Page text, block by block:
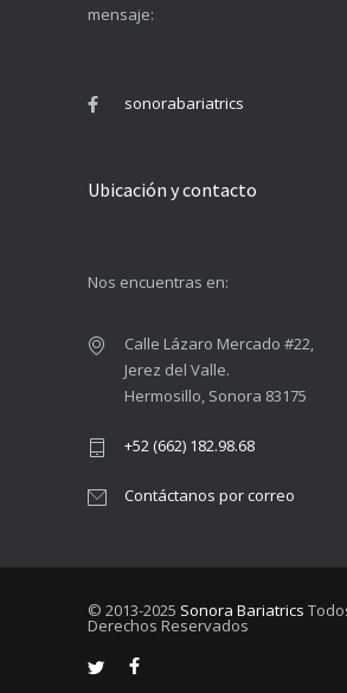
mensaje:
sonorabariatrics
Ubicación y contacto
Nos encuentras en:
Calle Lázaro Mercado #22,
Jerez del Valle.
Hermosillo, Sonora 83175
+52 (662) 182.98.68
Contáctanos por correo
© 2013-2025 Sonora Bariatrics
Derechos Reservados